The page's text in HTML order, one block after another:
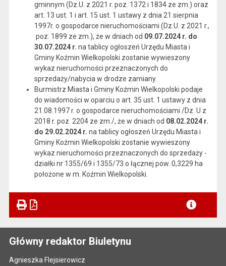
gminnym (Dz.U. z 2021 r. poz. 1372 i 1834 ze zm.) oraz
art. 13 ust. 1 i art. 15 ust. 1 ustawy z dnia 21 sierpnia
1997r. o gospodarce nieruchomościami (Dz.U. z 2021 r.,
poz. 1899 ze zm.), że w dniach od 09.07.2024 r. do
30.07.2024 r. na tablicy ogłoszeń Urzędu Miasta i
Gminy Koźmin Wielkopolski zostanie wywieszony
wykaz nieruchomości przeznaczonych do
sprzedaży/nabycia w drodze zamiany.
Burmistrz Miasta i Gminy Koźmin Wielkopolski podaje
do wiadomości w oparciu o art. 35 ust. 1 ustawy z dnia
21.08.1997 r. o gospodarce nieruchomościami /Dz. U z
2018 r. poz. 2204 ze zm./, że w dniach od 08.02.2024 r.
do 29.02.2024 r. na tablicy ogłoszeń Urzędu Miasta i
Gminy Koźmin Wielkopolski zostanie wywieszony
wykaz nieruchomości przeznaczonych do sprzedaży -
działki nr 1355/69 i 1355/73 o łącznej pow. 0,3229 ha
położone w m. Koźmin Wielkopolski.
Główny redaktor Biuletynu
Agnieszka Flejsierowicz